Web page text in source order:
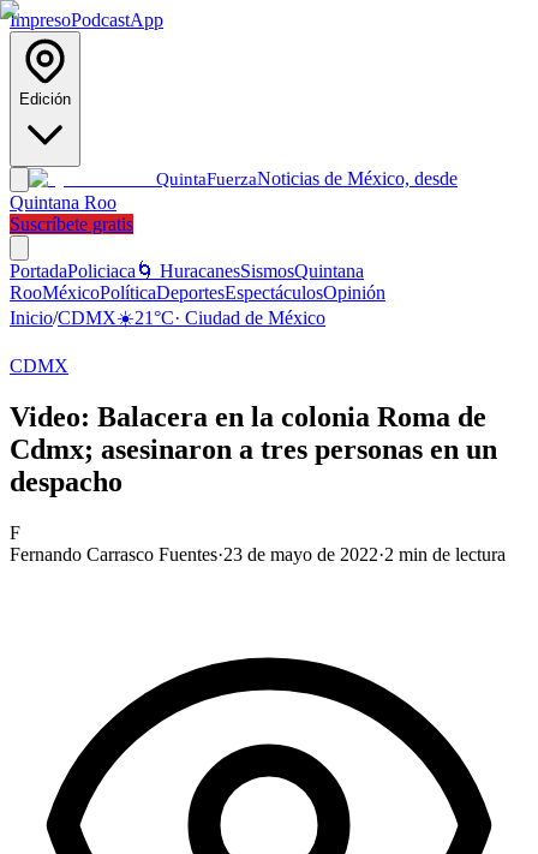
ImpresoPodcastApp
Edición
QuintaFuerzaNoticias de México, desde
Quintana Roo
Suscríbete gratis
PortadaPoliciaca 🌀 HuracanesSismosQuintana
RooMéxicoPolíticaDeportesEspectáculosOpinión
Inicio/CDMX☀️21°C· Ciudad de México
CDMX
Video: Balacera en la colonia Roma de
Cdmx; asesinaron a tres personas en un
despacho
F
Fernando Carrasco Fuentes·23 de mayo de 2022·2 min de lectura